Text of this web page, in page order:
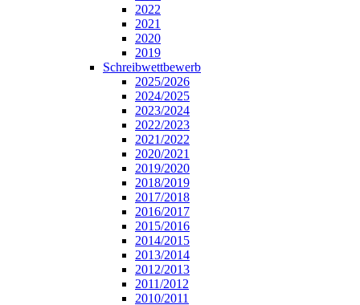
2022
2021
2020
2019
Schreibwettbewerb
2025/2026
2024/2025
2023/2024
2022/2023
2021/2022
2020/2021
2019/2020
2018/2019
2017/2018
2016/2017
2015/2016
2014/2015
2013/2014
2012/2013
2011/2012
2010/2011